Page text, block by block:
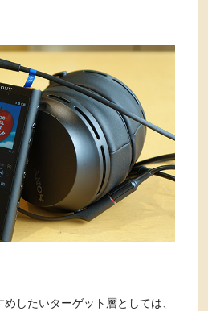
したいターゲット層としては、